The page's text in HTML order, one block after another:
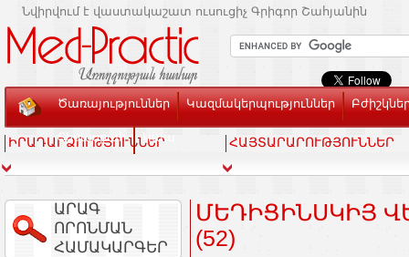
Նվիրվում է վաստակաշատ ուսուցիչ Գրիգոր Շահյանին
Ծառայություններ Կազմակերպություններ
Տեսասրահ Կապ
ԻՐԱԴԱՐՁՈՒԹՅՈՒՆՆԵՐ ՀԱՅՏԱՐԱՐՈՒԹՅՈՒՆՆԵՐ
ԱՐԱԳ
ՈՐՈՆՄԱՆ
ՀԱՄԱԿԱՐԳԵՐ
ՄԵԴԻՑԻՆՍԿԻՅ
(52)